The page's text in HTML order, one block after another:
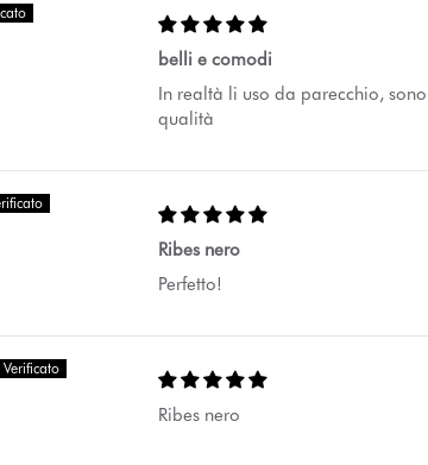
belli e comodi
In realtà li uso da parecchio,
qualità
Ribes nero
Perfetto!
Ribes nero